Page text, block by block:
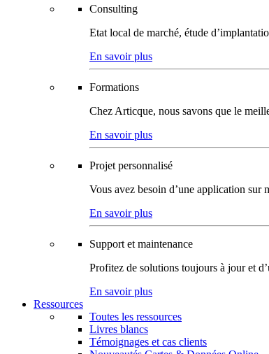
Consulting
Etat local de marché, étude
En savoir plus
Formations
Chez Articque, nous savons que le
En savoir plus
Projet personnalisé
Vous avez besoin d’une application
En savoir plus
Support et maintenance
Profitez de solutions toujours à jour et
En savoir plus
Ressources
Toutes les ressources
Livres blancs
Témoignages et cas clients